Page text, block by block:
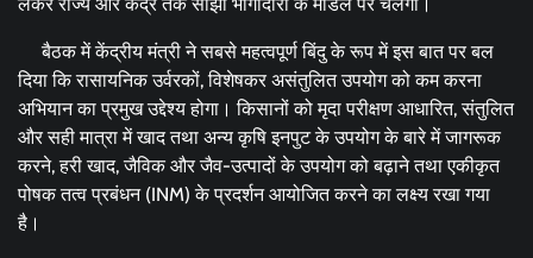
बैठक में केंद्रीय मंत्री ने सबसे महत्वपूर्ण बिंदु के रूप में इस बात पर बल
दिया कि रासायनिक उर्वरकों, विशेषकर असंतुलित उपयोग को कम करना
अभियान का प्रमुख उद्देश्य होगा। किसानों को मृदा परीक्षण आधारित, संतुलित
और सही मात्रा में खाद तथा अन्य कृषि इनपुट के उपयोग के बारे में जागरूक
करने, हरी खाद, जैविक और जैव-उत्पादों के उपयोग को बढ़ाने तथा एकीकृत
पोषक तत्व प्रबंधन (INM) के प्रदर्शन आयोजित करने का लक्ष्य रखा गया
है।